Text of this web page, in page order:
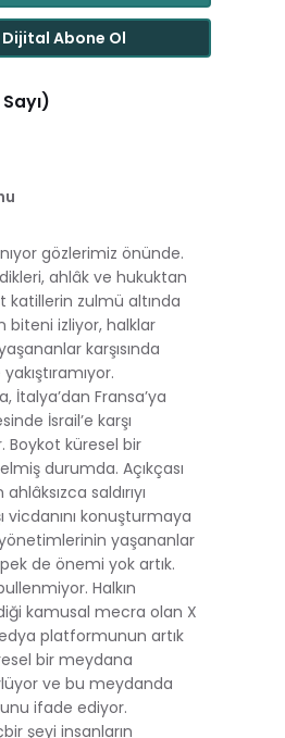
Dijital Abone Ol
gözlerimiz önünde.
ahlâk ve hukuktan
katillerin zulmü altında
biteni izliyor, halklar
karşısında
İtalya’dan Fransa’ya
İsrail’e karşı
Boykot küresel bir
durumda. Açıkçası
saldırıyı
vicdanını konuşturmaya
yaşananlar
pek de önemi yok artık.
Halkın
kamusal mecra olan X
platformunun artık
bir meydana
ve bu meydanda
ifade ediyor.
şeyi insanların